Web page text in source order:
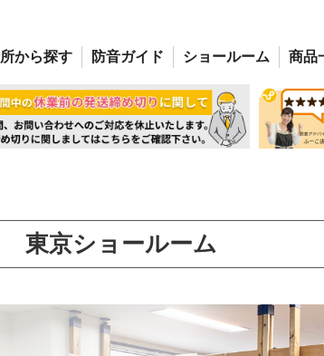
から探す 防音ガイド ショールーム 商品
東京ショールーム